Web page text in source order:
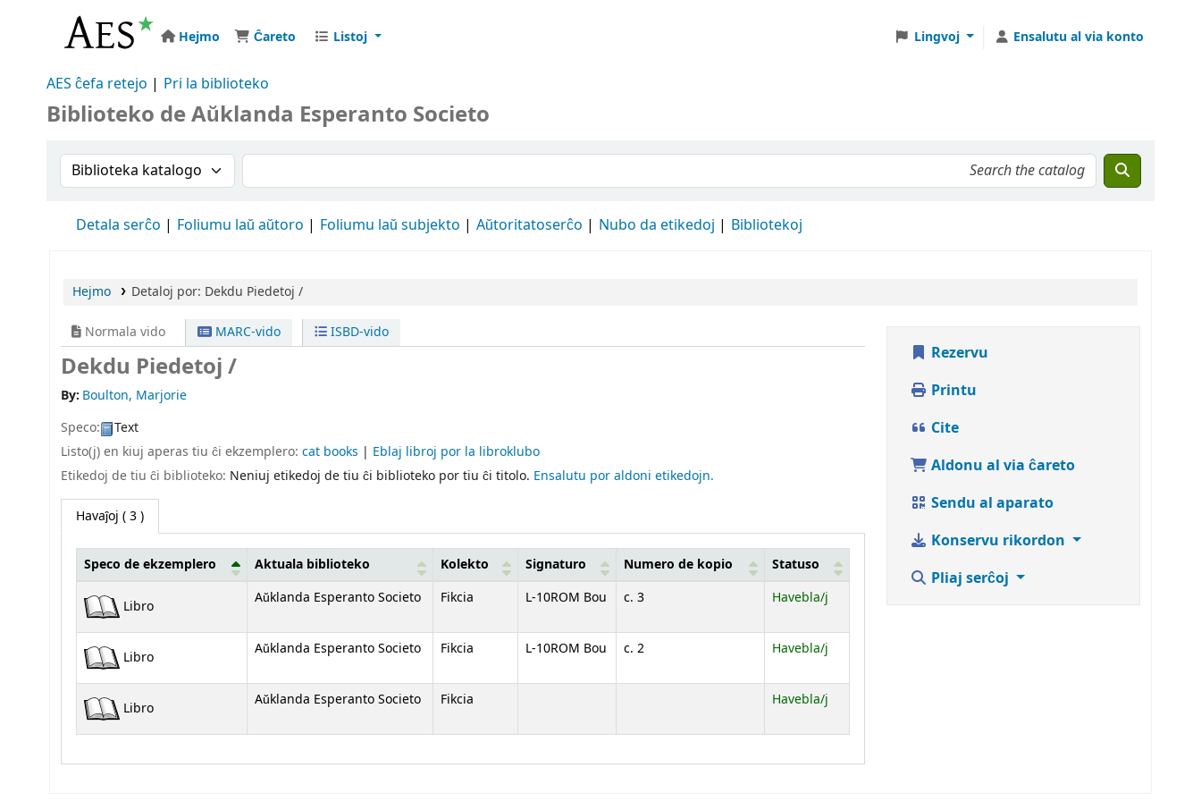
Hejmo Ĉareto Listoj Lingvoj Ensalutu al via konto
AES ĉefa retejo Pri la biblioteko
Biblioteko de Aŭklanda Esperanto Societo
Search the catalog by: Search the catalog
Detala serĉo Foliumu laŭ aŭtoro Foliumu laŭ subjekto Aŭtoritatoserĉo Nubo da etikedoj Bibliotekoj
Hejmo Detaloj por: Dekdu Piedetoj /
Normala vido MARC-vido ISBD-vido
Dekdu Piedetoj /
By: Boulton, Marjorie
Speco:
Text
Listo(j) en kiuj aperas tiu ĉi ekzemplero: cat books | Eblaj libroj por la libroklubo
Etikedoj de tiu ĉi biblioteko: Neniuj etikedoj de tiu ĉi biblioteko por tiu ĉi titolo. Ensalutu por aldoni etikedojn.
Havaĵoj ( 3 )
Speco de ekzemplero Aktuala biblioteko Kolekto Signaturo Numero de kopio Statuso
Libro Aŭklanda Esperanto Societo Fikcia L-10ROM Bou c. 3 Havebla/j
Libro Aŭklanda Esperanto Societo Fikcia L-10ROM Bou c. 2 Havebla/j
Libro Aŭklanda Esperanto Societo Fikcia Havebla/j
Rezervu
Printu
Cite
Aldonu al via ĉareto
Sendu al aparato
Konservu rikordon
Pliaj serĉoj